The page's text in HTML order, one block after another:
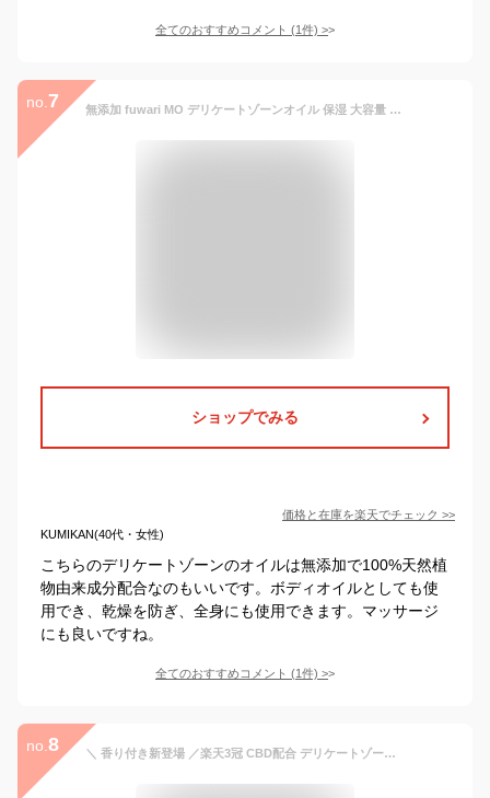
全てのおすすめコメント (1件) >
no. 7 無添加 fuwari MO デリケートゾーンオイル 保湿 大容量 140ml 100%天然植物由来成分 膣ケア フェムケア ボディオイル セサミオイル バスケア ベビーオイル マタニティオイル 会陰マッサージ お得 乾燥 全身 ボディケア
ショップでみる
価格と在庫を楽天でチェック >>
KUMIKAN(40代・女性)
こちらのデリケートゾーンのオイルは無添加で100%天然植
物由来成分配合なのもいいです。ボディオイルとしても使
用でき、乾燥を防ぎ、全身にも使用できます。マッサージ
にも良いですね。
全てのおすすめコメント (1件) >
no. 8 ＼ 香り付き新登場 ／楽天3冠 CBD配合 デリケートゾーンオイル fuwari プレミアムフェミニンオイル 100%天然 保湿 フェムケア ボディ 膣オイル CBDオイル 更年期 黒ずみ 臭い 無香料 フワリ 乾燥 50mL 陰部